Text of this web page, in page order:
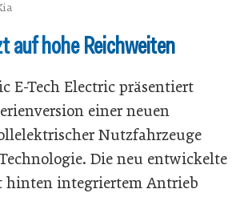
auf hohe Reichweiten
E-Tech Electric präsentiert
einer neuen
Nutzfahrzeuge
Die neu entwickelte
hinten integriertem Antrieb